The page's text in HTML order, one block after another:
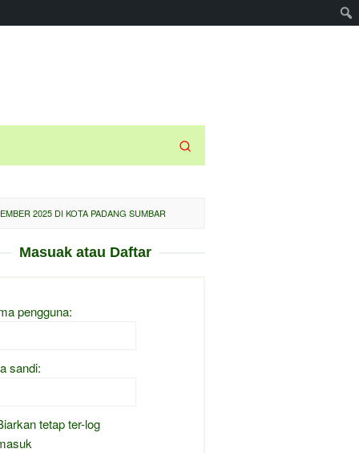
2025 DI KOTA PADANG SUMBAR
Masuak atau Daftar
pengguna:
sandi:
tetap ter-log